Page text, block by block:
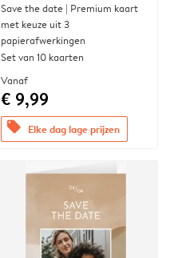
Save the date | Premium kaart
met keuze uit 3
papierafwerkingen
Set van 10 kaarten
Vanaf
€ 9,99
offers Elke dag lage prijzen